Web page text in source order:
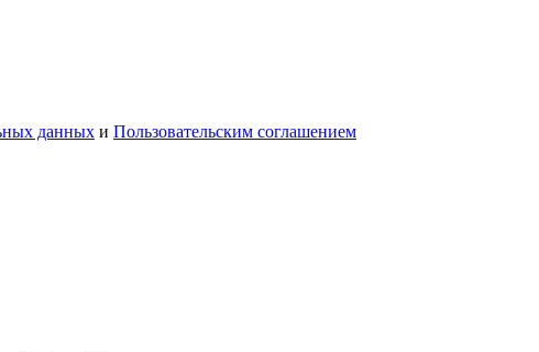
данных и Пользовательским соглашением